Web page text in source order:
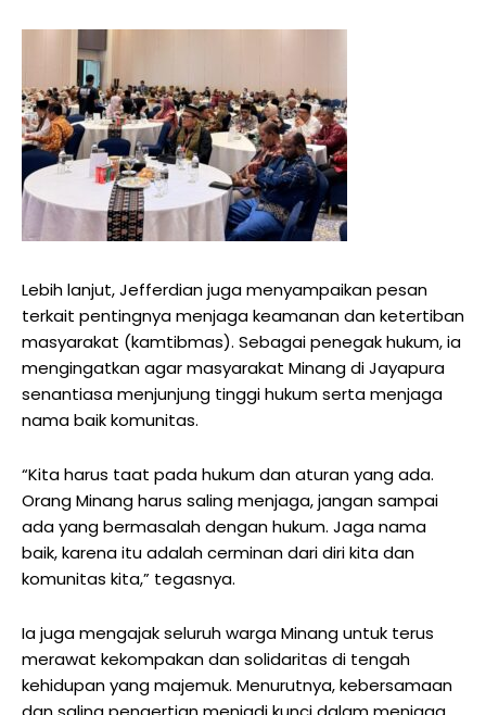
Lebih lanjut, Jefferdian juga menyampaikan pesan
terkait pentingnya menjaga keamanan dan ketertiban
masyarakat (kamtibmas). Sebagai penegak hukum, ia
mengingatkan agar masyarakat Minang di Jayapura
senantiasa menjunjung tinggi hukum serta menjaga
nama baik komunitas.
“Kita harus taat pada hukum dan aturan yang ada.
Orang Minang harus saling menjaga, jangan sampai
ada yang bermasalah dengan hukum. Jaga nama
baik, karena itu adalah cerminan dari diri kita dan
komunitas kita,” tegasnya.
Ia juga mengajak seluruh warga Minang untuk terus
merawat kekompakan dan solidaritas di tengah
kehidupan yang majemuk. Menurutnya, kebersamaan